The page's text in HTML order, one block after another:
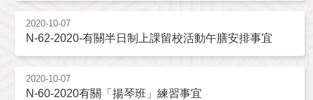
2020-10-07
N-62-2020-有關半日制上課留校活動午膳安排事宜
2020-10-07
N-60-2020有關「揚琴班」練習事宜